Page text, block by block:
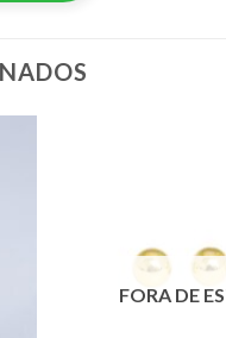
FORA DE